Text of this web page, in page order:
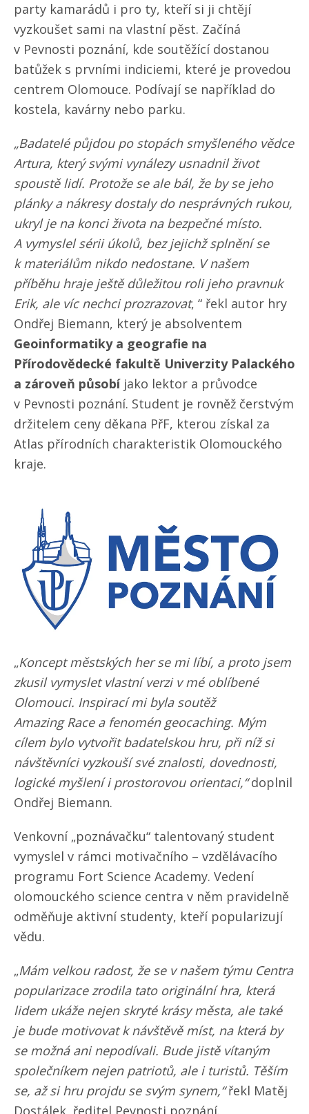
party kamarádů i pro ty, kteří si ji chtějí
vyzkoušet sami na vlastní pěst. Začíná
v Pevnosti poznání, kde soutěžící dostanou
batůžek s prvními indiciemi, které je provedou
centrem Olomouce. Podívají se například do
kostela, kavárny nebo parku.
„Badatelé půjdou po stopách smyšleného vědce
Artura, který svými vynálezy usnadnil život
spoustě lidí. Protože se ale bál, že by se jeho
plánky a nákresy dostaly do nesprávných rukou,
ukryl je na konci života na bezpečné místo.
A vymyslel sérii úkolů, bez jejichž splnění se
k materiálům nikdo nedostane. V našem
příběhu hraje ještě důležitou roli jeho pravnuk
Erik, ale víc nechci prozrazovat, “ řekl autor hry
Ondřej Biemann, který je absolventem
Geoinformatiky a geografie na
Přírodovědecké fakultě Univerzity Palackého
a zároveň působíjako lektor a průvodce
v Pevnosti poznání. Student je rovněž čerstvým
držitelem ceny děkana PřF, kterou získal za
Atlas přírodních charakteristik Olomouckého
kraje.
„Koncept městských her se mi líbí, a proto jsem
zkusil vymyslet vlastní verzi v mé oblíbené
Olomouci. Inspirací mi byla soutěž
Amazing Race a fenomén geocaching. Mým
cílem bylo vytvořit badatelskou hru, při níž si
návštěvníci vyzkouší své znalosti, dovednosti,
logické myšlení i prostorovou orientaci,“doplnil
Ondřej Biemann.
Venkovní „poznávačku“ talentovaný student
vymyslel v rámci motivačního – vzdělávacího
programu Fort Science Academy. Vedení
olomouckého science centra v něm pravidelně
odměňuje aktivní studenty, kteří popularizují
vědu.
„Mám velkou radost, že se v našem týmu Centra
popularizace zrodila tato originální hra, která
lidem ukáže nejen skryté krásy města, ale také
je bude motivovat k návštěvě míst, na která by
se možná ani nepodívali. Bude jistě vítaným
společníkem nejen patriotů, ale i turistů. Těším
se, až si hru projdu se svým synem,“řekl Matěj
Dostálek, ředitel Pevnosti poznání.